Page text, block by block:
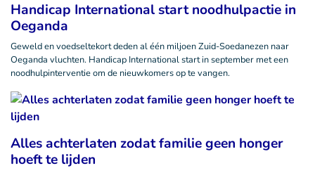
Handicap International start noodhulpactie in
Oeganda
Geweld en voedseltekort deden al één miljoen Zuid-Soedanezen naar
Oeganda vluchten. Handicap International start in september met een
noodhulpinterventie om de nieuwkomers op te vangen.
Alles achterlaten zodat familie geen honger
hoeft te lijden